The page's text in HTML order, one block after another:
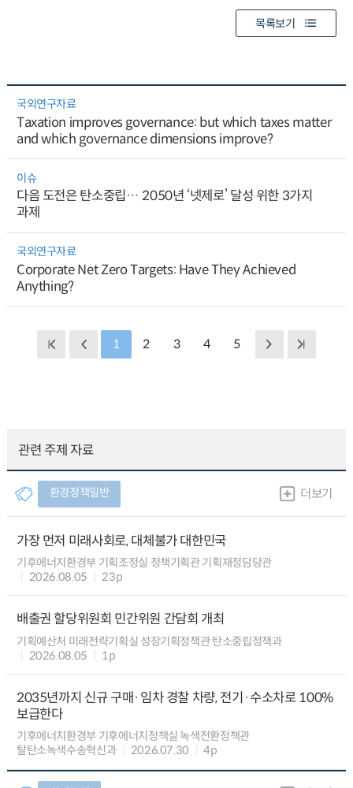
목록보기
국외연구자료
Taxation improves governance: but which taxes matter
and which governance dimensions improve?
이슈
다음 도전은 탄소중립… 2050년 ‘넷제로’ 달성 위한 3가지
과제
국외연구자료
Corporate Net Zero Targets: Have They Achieved
Anything?
1 2 3 4 5
관련 주제 자료
환경정책일반 더보기
가장 먼저 미래사회로, 대체불가 대한민국
기후에너지환경부 기획조정실 정책기획관 기획재정담당관
2026.08.05
23p
배출권 할당위원회 민간위원 간담회 개최
기획예산처 미래전략기획실 성장기획정책관 탄소중립정책과
2026.08.05
1p
2035년까지 신규 구매·임차 경찰 차량, 전기·수소차로 100%
보급한다
기후에너지환경부 기후에너지정책실 녹색전환정책관
탈탄소녹색수송혁신과
2026.07.30 4p